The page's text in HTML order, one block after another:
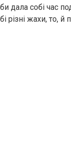
дала собі час
різні жахи, то, й